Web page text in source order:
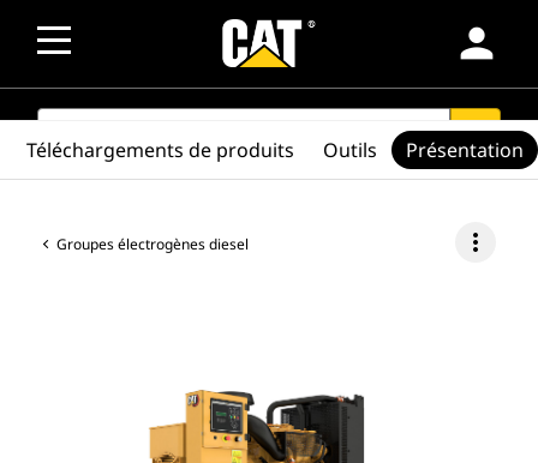
person
SEARCH search
Groupes électrogènes diesel more_vert
Téléchargements de produits Outils Présentation